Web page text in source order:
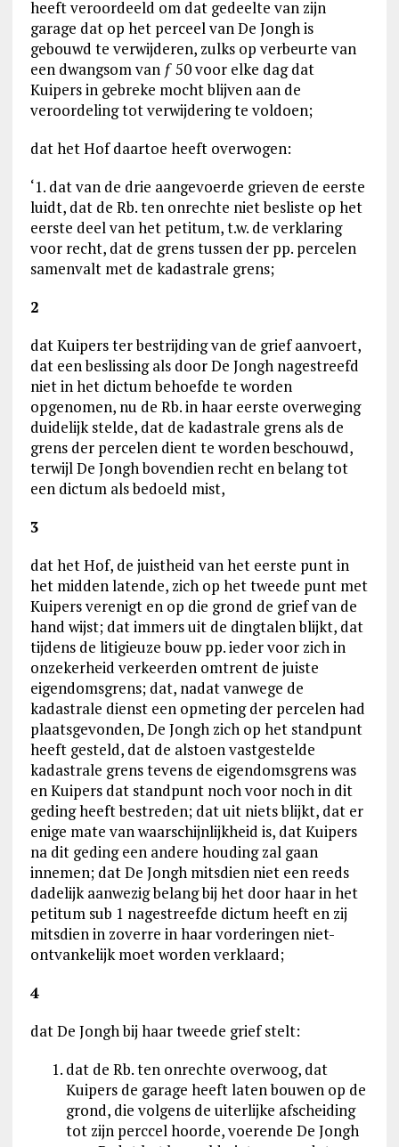
heeft veroordeeld om dat gedeelte van zijn
garage dat op het perceel van De Jongh is
gebouwd te verwijderen, zulks op verbeurte van
een dwangsom van ƒ 50 voor elke dag dat
Kuipers in gebreke mocht blijven aan de
veroordeling tot verwijdering te voldoen;
dat het Hof daartoe heeft overwogen:
‘1. dat van de drie aangevoerde grieven de eerste
luidt, dat de Rb. ten onrechte niet besliste op het
eerste deel van het petitum, t.w. de verklaring
voor recht, dat de grens tussen der pp. percelen
samenvalt met de kadastrale grens;
2
dat Kuipers ter bestrijding van de grief aanvoert,
dat een beslissing als door De Jongh nagestreefd
niet in het dictum behoefde te worden
opgenomen, nu de Rb. in haar eerste overweging
duidelijk stelde, dat de kadastrale grens als de
grens der percelen dient te worden beschouwd,
terwijl De Jongh bovendien recht en belang tot
een dictum als bedoeld mist,
3
dat het Hof, de juistheid van het eerste punt in
het midden latende, zich op het tweede punt met
Kuipers verenigt en op die grond de grief van de
hand wijst; dat immers uit de dingtalen blijkt, dat
tijdens de litigieuze bouw pp. ieder voor zich in
onzekerheid verkeerden omtrent de juiste
eigendomsgrens; dat, nadat vanwege de
kadastrale dienst een opmeting der percelen had
plaatsgevonden, De Jongh zich op het standpunt
heeft gesteld, dat de alstoen vastgestelde
kadastrale grens tevens de eigendomsgrens was
en Kuipers dat standpunt noch voor noch in dit
geding heeft bestreden; dat uit niets blijkt, dat er
enige mate van waarschijnlijkheid is, dat Kuipers
na dit geding een andere houding zal gaan
innemen; dat De Jongh mitsdien niet een reeds
dadelijk aanwezig belang bij het door haar in het
petitum sub 1 nagestreefde dictum heeft en zij
mitsdien in zoverre in haar vorderingen niet-
ontvankelijk moet worden verklaard;
4
dat De Jongh bij haar tweede grief stelt:
dat de Rb. ten onrechte overwoog, dat
Kuipers de garage heeft laten bouwen op de
grond, die volgens de uiterlijke afscheiding
tot zijn perccel hoorde, voerende De Jongh